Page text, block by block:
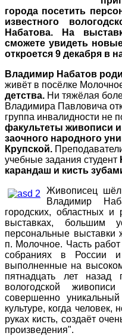
города посетить
известного
Набатова.
На в
сможете увидеть
откроется 9 декабря в
Владимир Набатов
живёт в посёлке
детства. Ни тяжёлая
Владимира Павловича
группа инвалидности не
факультеты живописи
заочного народного
Крупской.
учебные задания студент
карандаш и кисть
Живописец шёл
Владимир
городских, областных и
выставках, большим
персональные выставки
п. Молочное. Часть
собраниях в России
выполненные на
пятнадцать лет назад
вологодской
совершенно
культуре, когда
руках кисть, создаёт
произведения".